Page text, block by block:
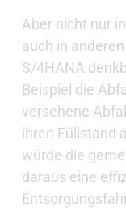
Aber nicht nur
auch in
S/4HANA
Beispiel die
versehene
ihren Füllstand
würde die
daraus eine